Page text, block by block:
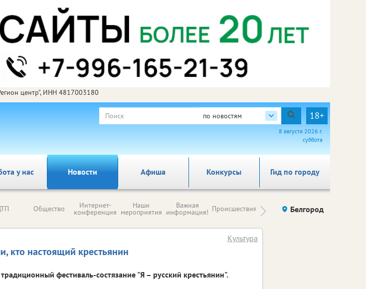
центр", ИНН 4817003180
по новостям 18+
8 августа 2026 г.
суббота
у нас Новости Афиша Гид по городу
Конкурсы
Общество Интернет-
конференция
Наши
мероприятия
Важная
информация! Происшествия Здоровье компаний (на
правах
Белгород
кто настоящий крестьянин
Культура
фестиваль-состязание "Я – русский крестьянин".